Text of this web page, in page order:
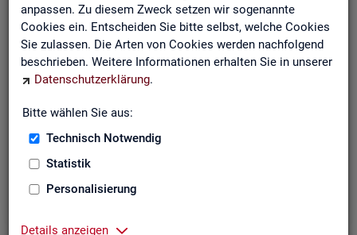
anpassen. Zu diesem Zweck setzen wir sogenannte
Cookies ein. Entscheiden Sie bitte selbst, welche Cookies
Sie zulassen. Die Arten von Cookies werden nachfolgend
beschrieben. Weitere Informationen erhalten Sie in unserer
Datenschutzerklärung.
Bitte wählen Sie aus:
Technisch Notwendig
Statistik
Personalisierung
Details anzeigen
Der Bericht gibt einen Überblick über die aktuelle
Entwicklung am Arbeits- und Ausbildungsmarkt in